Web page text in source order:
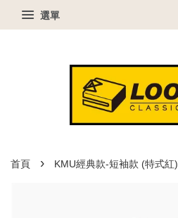
選單
首頁 › KMU經典款-短袖款 (特式紅)